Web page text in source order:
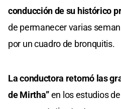
conducción de su histórico
de permanecer varias
por un cuadro de bronquitis.
La conductora retomó las
de Mirtha”en los estudios